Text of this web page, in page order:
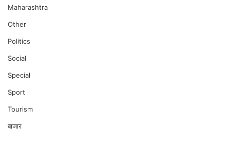
Maharashtra
Other
Politics
Social
Special
Sport
Tourism
बाजार